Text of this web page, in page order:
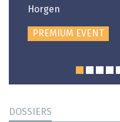
Horgen
PREMIUM EVENT
DOSSIERS